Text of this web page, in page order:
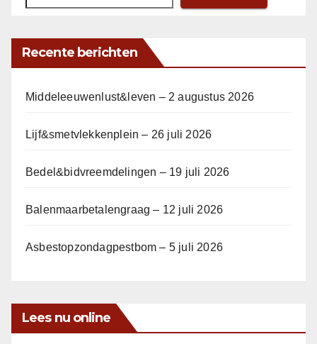
Recente berichten
Middeleeuwenlust&leven – 2 augustus 2026
Lijf&smetvlekkenplein – 26 juli 2026
Bedel&bidvreemdelingen – 19 juli 2026
Balenmaarbetalengraag – 12 juli 2026
Asbestopzondagpestbom – 5 juli 2026
Lees nu online